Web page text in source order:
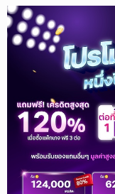
เงื่อนไข
การ
ให้
บริการ